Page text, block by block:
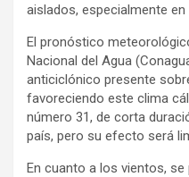
aislados, especialmente
El pronóstico
Nacional del Agua
anticiclónico presente
favoreciendo este clima
número 31, de corta
país, pero su efecto será
En cuanto a los vientos,